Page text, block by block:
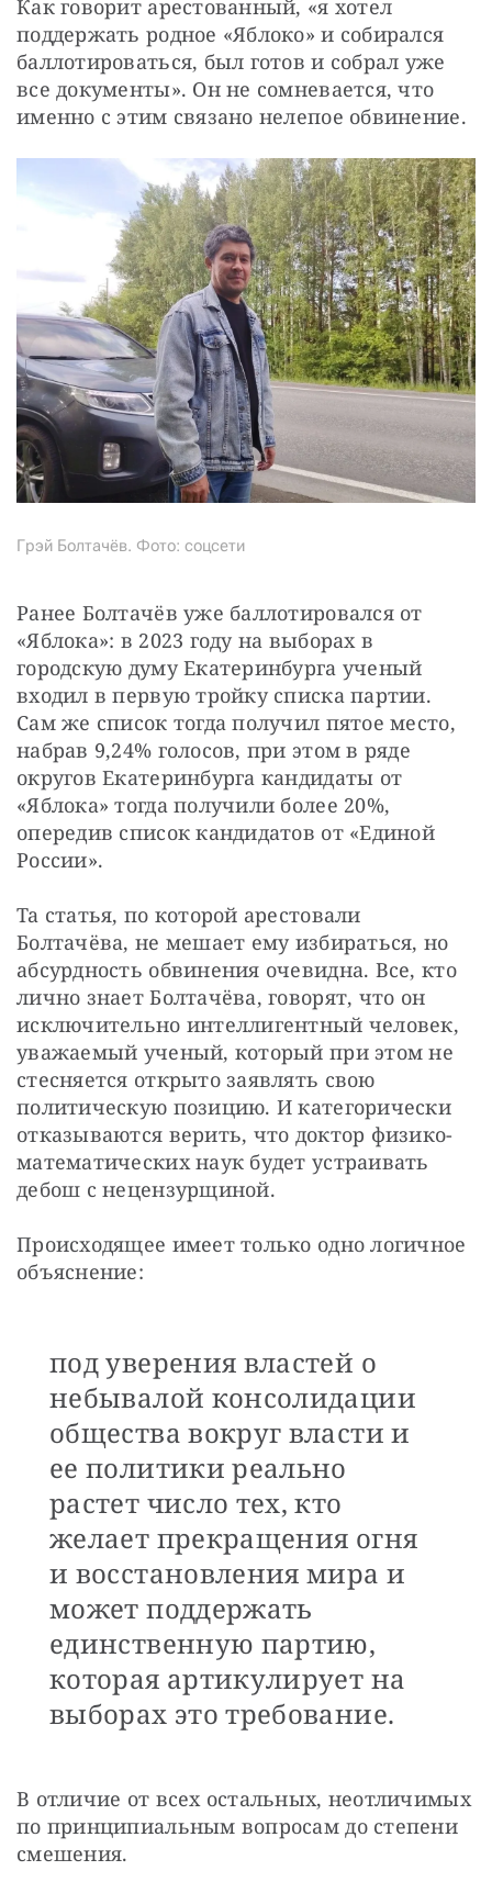
Как говорит арестованный, «я хотел
поддержать родное «Яблоко» и собирался
баллотироваться, был готов и собрал уже
все документы». Он не сомневается, что
именно с этим связано нелепое обвинение.
Грэй Болтачёв. Фото: соцсети
Ранее Болтачёв уже баллотировался от
«Яблока»: в 2023 году на выборах в
городскую думу Екатеринбурга ученый
входил в первую тройку списка партии.
Сам же список тогда получил пятое место,
набрав 9,24% голосов, при этом в ряде
округов Екатеринбурга кандидаты от
«Яблока» тогда получили более 20%,
опередив список кандидатов от «Единой
России».
Та статья, по которой арестовали
Болтачёва, не мешает ему избираться, но
абсурдность обвинения очевидна. Все, кто
лично знает Болтачёва, говорят, что он
исключительно интеллигентный человек,
уважаемый ученый, который при этом не
стесняется открыто заявлять свою
политическую позицию. И категорически
отказываются верить, что доктор физико-
математических наук будет устраивать
дебош с нецензурщиной.
Происходящее имеет только одно логичное
объяснение:
под уверения властей о
небывалой консолидации
общества вокруг власти и
ее политики реально
растет число тех, кто
желает прекращения огня
и восстановления мира и
может поддержать
единственную партию,
которая артикулирует на
выборах это требование.
В отличие от всех остальных, неотличимых
по принципиальным вопросам до степени
смешения.